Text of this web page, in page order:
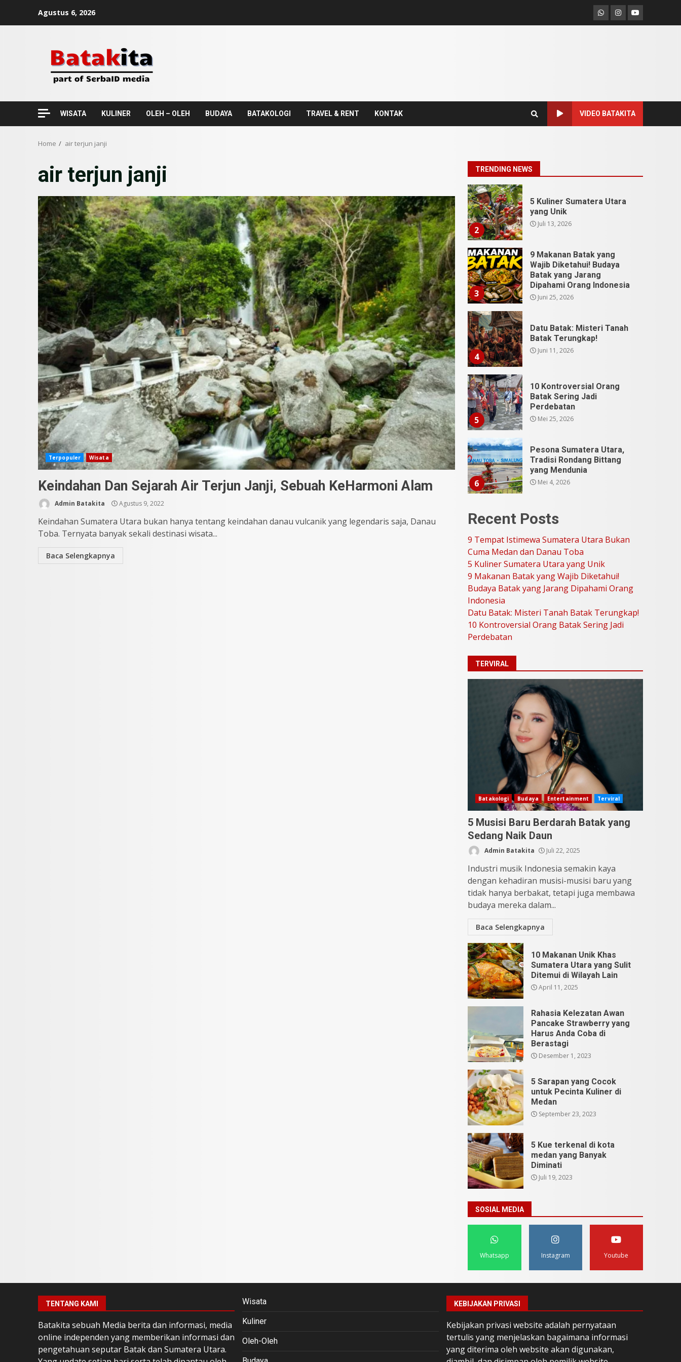
Agustus 6, 2026 Whatsapp
Instagram
Youtube
WISATA KULINER OLEH – OLEH BUDAYA BATAKOLOGI TRAVEL & RENT KONTAK VIDEO BATAKITA
Home air terjun janji
air terjun janji
Terpopuler Wisata
Keindahan Dan Sejarah Air Terjun Janji, Sebuah KeHarmoni Alam
Admin Batakita Agustus 9, 2022
Keindahan Sumatera Utara bukan hanya tentang keindahan danau vulcanik yang legendaris saja, Danau
Toba. Ternyata banyak sekali destinasi wisata...
Baca Selengkapnya
TRENDING NEWS
Pesona Sumatera Utara,
Tradisi Rondang Bittang
yang Mendunia
7 April 23, 2026
1
9 Tempat Istimewa
2
5 Kuliner Sumatera Utara
yang Unik
Juli 13, 2026
3
9 Makanan Batak yang
Wajib Diketahui! Budaya
Batak yang Jarang
Dipahami Orang Indonesia
Juni 25, 2026
4
Datu Batak: Misteri Tanah
Batak Terungkap!
Juni 11, 2026
5
10 Kontroversial Orang
Batak Sering Jadi
Perdebatan
Mei 25, 2026
6
Pesona Sumatera Utara,
Tradisi Rondang Bittang
yang Mendunia
Mei 4, 2026
SUCI Season 11: Finalis
Stand Up Comedy
April 23, 2026
1
9 Tempat Istimewa
Sumatera Utara Bukan
Cuma Medan dan Danau
Juli 31, 2026
2
9 Makanan Batak yang
Wajib Diketahui! Budaya
Batak yang Jarang
Dipahami Orang Indonesia
Juni 25, 2026
4
Datu Batak: Misteri Tanah
Batak Terungkap!
Juni 11, 2026
5
10 Kontroversial Orang
Batak Sering Jadi
Perdebatan
Recent Posts
9 Tempat Istimewa Sumatera Utara Bukan
Cuma Medan dan Danau Toba
5 Kuliner Sumatera Utara yang Unik
9 Makanan Batak yang Wajib Diketahui!
Budaya Batak yang Jarang Dipahami Orang
Indonesia
Datu Batak: Misteri Tanah Batak Terungkap!
10 Kontroversial Orang Batak Sering Jadi
Perdebatan
TERVIRAL
Batakologi Budaya Entertainment Terviral
5 Musisi Baru Berdarah Batak yang
Sedang Naik Daun
Admin Batakita Juli 22, 2025
Industri musik Indonesia semakin kaya
dengan kehadiran musisi-musisi baru yang
tidak hanya berbakat, tetapi juga membawa
budaya mereka dalam...
Baca Selengkapnya
10 Makanan Unik Khas
Sumatera Utara yang Sulit
Ditemui di Wilayah Lain
April 11, 2025
Rahasia Kelezatan Awan
Pancake Strawberry yang
Harus Anda Coba di
Berastagi
Desember 1, 2023
5 Sarapan yang Cocok
untuk Pecinta Kuliner di
Medan
September 23, 2023
5 Kue terkenal di kota
medan yang Banyak
Diminati
Juli 19, 2023
SOSIAL MEDIA
Whatsapp Instagram Youtube
TENTANG KAMI
Batakita sebuah Media berita dan informasi, media
online independen yang memberikan informasi dan
pengetahuan seputar Batak dan Sumatera Utara.
Wisata
Kuliner
Oleh-Oleh
KEBIJAKAN PRIVASI
Kebijakan privasi website adalah pernyataan
tertulis yang menjelaskan bagaimana informasi
yang diterima oleh website akan digunakan,